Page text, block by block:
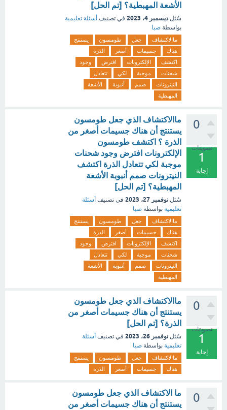
الأشعة المهبطية؟ [تم الحل]
سُئل ديسمبر 4، 2023 في تصنيف أسئلة تعليمية
بواسطة صبا
ماالاكتشاف جعل طومسون
يستنتج
هناك
جسيمات أصغر
الذرة
اكتشف
الإلكترونات افترض
وجود
شحنات
موجبة لكي
تتعادل
النيترونات
صمم أنبوبة
الأشعة
المهبطية
0
تصويتات
1
إجابة
ماالاكتشاف الذي جعل طومسون
يستنتج أن هناك جسيمات أصغر من
الذرة ؟ اكتشف طومسون
الإلكترونات افترض وجود شحنات
موجبة لكي تتعادل الذرة اكتشف
النيترونات صمم أنبوبة الأشعة
المهبطية؟ [تم الحل]
سُئل نوفمبر 27، 2023 في تصنيف أسئلة
تعليمية بواسطة صبا
ماالاكتشاف جعل طومسون
يستنتج
هناك
جسيمات أصغر
الذرة
اكتشف
الإلكترونات افترض
وجود
شحنات
موجبة لكي
تتعادل
النيترونات
صمم أنبوبة
الأشعة
المهبطية
0
تصويتات
1
إجابة
ماالاكتشاف الذي جعل طومسون
يستنتج أن هناك جسيمات أصغر من
الذرة؟ [تم الحل]
سُئل نوفمبر 26، 2023 في تصنيف أسئلة
تعليمية بواسطة صبا
ماالاكتشاف جعل طومسون
يستنتج
هناك
جسيمات أصغر الذرة
0
ما الاكتشاف الذي جعل طومسون
يستنتج أن هناك جسيمات أصغر من